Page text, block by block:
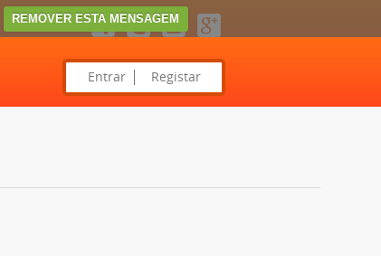
REMOVER ESTA MENSAGEM
Entrar Registar